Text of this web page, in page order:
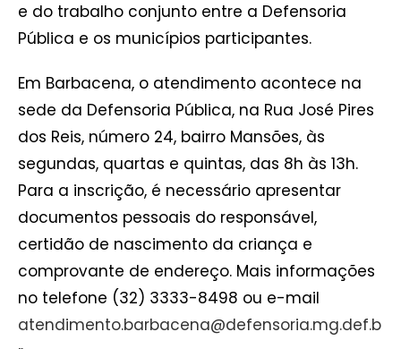
e do trabalho conjunto entre a Defensoria
Pública e os municípios participantes.
Em Barbacena, o atendimento acontece na
sede da Defensoria Pública, na Rua José Pires
dos Reis, número 24, bairro Mansões, às
segundas, quartas e quintas, das 8h às 13h.
Para a inscrição, é necessário apresentar
documentos pessoais do responsável,
certidão de nascimento da criança e
comprovante de endereço. Mais informações
no telefone (32) 3333-8498 ou e-mail
atendimento.barbacena@defensoria.mg.def.b